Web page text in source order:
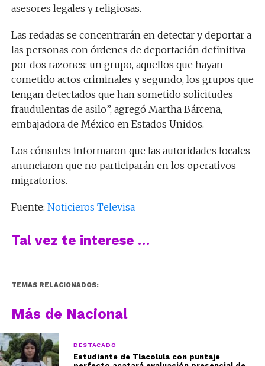
asesores legales y religiosas.
Las redadas se concentrarán en detectar y deportar a
las personas con órdenes de deportación definitiva
por dos razones: un grupo, aquellos que hayan
cometido actos criminales y segundo, los grupos que
tengan detectados que han sometido solicitudes
fraudulentas de asilo”, agregó Martha Bárcena,
embajadora de México en Estados Unidos.
Los cónsules informaron que las autoridades locales
anunciaron que no participarán en los operativos
migratorios.
Fuente: Noticieros Televisa
Tal vez te interese …
TEMAS RELACIONADOS:
Más de Nacional
DESTACADO
Estudiante de Tlacolula con puntaje